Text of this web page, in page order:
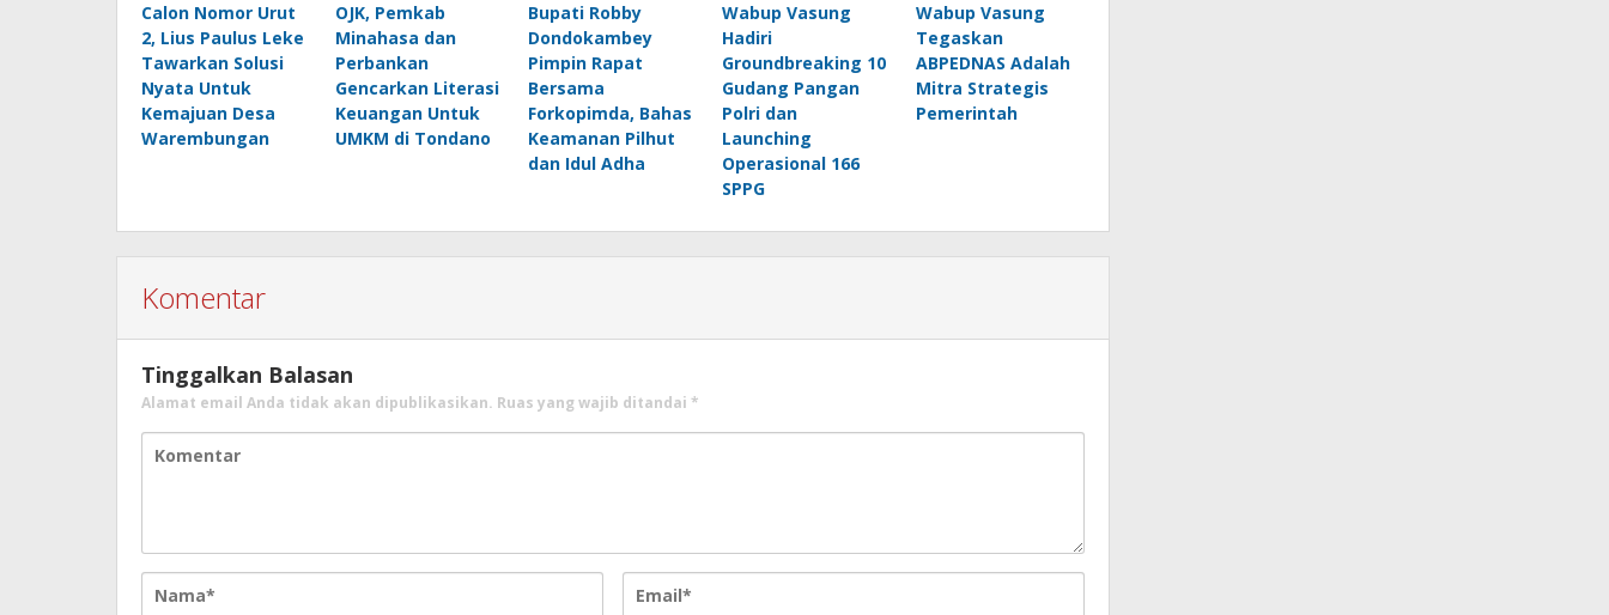
Calon Nomor Urut
2, Lius Paulus Leke
Tawarkan Solusi
Nyata Untuk
Kemajuan Desa
Warembungan
OJK, Pemkab
Minahasa dan
Perbankan
Gencarkan Literasi
Keuangan Untuk
UMKM di Tondano
Bupati Robby
Dondokambey
Pimpin Rapat
Bersama
Forkopimda, Bahas
Keamanan Pilhut
dan Idul Adha
Wabup Vasung
Hadiri
Groundbreaking 10
Gudang Pangan
Polri dan
Launching
Operasional 166
SPPG
Wabup Vasung
Tegaskan
ABPEDNAS Adalah
Mitra Strategis
Pemerintah
Komentar
Tinggalkan Balasan
Alamat email Anda tidak akan dipublikasikan. Ruas yang wajib ditandai *